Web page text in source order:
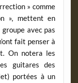
» comme
», mettent en
avec pas
fait penser à
On notera les
guitares des
portées à un